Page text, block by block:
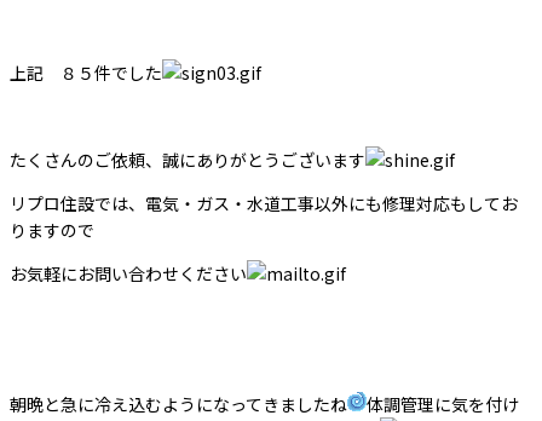
上記 ８５件でした
たくさんのご依頼、誠にありがとうございます
リプロ住設では、電気・ガス・水道工事以外にも修理対応もしてお
りますので
お気軽にお問い合わせください
朝晩と急に冷え込むようになってきましたね
体調管理に気を付け